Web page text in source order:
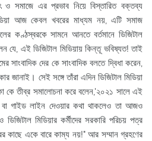
ও সমাজে এর প্রভাব নিয়ে বিস্তারিত বক্তব্য
আজ কেবল খবরের মাধ্যম নয়, এটি সমাজ
কণ্ঠস্বরকে সামনে আনতে বর্তমানে ডিজিটাল
যে, এই ডিজিটাল মিডিয়ায় কিন্তূ ভবিষ্যত! তাই
সাংবাদিক দের কে সাংবাদিক বলতে দ্বিধা করেন,
জানাই। সেই সঙ্গে তাঁরা এদিন ডিজিটাল মিডিয়া
কে তীব্র সমালোচনা করে বলেন,'২০২১ সালে এই
বা গাইড লাইন দেওয়ার কথা থাকলেও তা আজও
মিডিয়ার কর্মীদের সরকারি পরিচয় পত্র
কাছে একে বারে কাম্য নয়!" আর সম্মান গ্রহণের